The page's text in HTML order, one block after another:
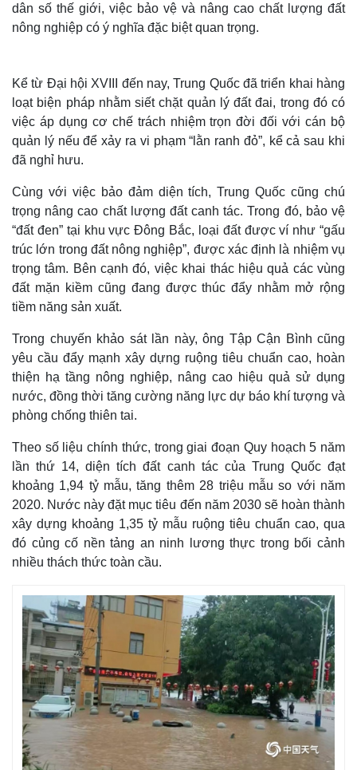
Thế giới
Quan sát
Hồ sơ
Multimedia
E-Magazine
Infographic
dân số thế giới, việc bảo vệ và nâng cao chất lượng đất
nông nghiệp có ý nghĩa đặc biệt quan trọng.
Kể từ Đại hội XVIII đến nay, Trung Quốc đã triển khai hàng
loạt biện pháp nhằm siết chặt quản lý đất đai, trong đó có
việc áp dụng cơ chế trách nhiệm trọn đời đối với cán bộ
quản lý nếu để xảy ra vi phạm “lằn ranh đỏ”, kể cả sau khi
đã nghỉ hưu.
Cùng với việc bảo đảm diện tích, Trung Quốc cũng chú
trọng nâng cao chất lượng đất canh tác. Trong đó, bảo vệ
“đất đen” tại khu vực Đông Bắc, loại đất được ví như “gấu
trúc lớn trong đất nông nghiệp”, được xác định là nhiệm vụ
trọng tâm. Bên cạnh đó, việc khai thác hiệu quả các vùng
đất mặn kiềm cũng đang được thúc đẩy nhằm mở rộng
tiềm năng sản xuất.
Trong chuyến khảo sát lần này, ông Tập Cận Bình cũng
yêu cầu đẩy mạnh xây dựng ruộng tiêu chuẩn cao, hoàn
thiện hạ tầng nông nghiệp, nâng cao hiệu quả sử dụng
nước, đồng thời tăng cường năng lực dự báo khí tượng và
phòng chống thiên tai.
Theo số liệu chính thức, trong giai đoạn Quy hoạch 5 năm
lần thứ 14, diện tích đất canh tác của Trung Quốc đạt
khoảng 1,94 tỷ mẫu, tăng thêm 28 triệu mẫu so với năm
2020. Nước này đặt mục tiêu đến năm 2030 sẽ hoàn thành
xây dựng khoảng 1,35 tỷ mẫu ruộng tiêu chuẩn cao, qua
đó củng cố nền tảng an ninh lương thực trong bối cảnh
nhiều thách thức toàn cầu.